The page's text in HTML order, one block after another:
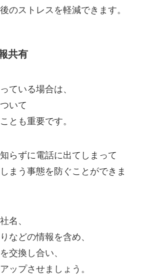
のストレスを軽減できます。
共有
ている場合は、
いて
とも重要です。
らずに電話に出てしまって
まう事態を防ぐことができま
名、
などの情報を含め、
交換し合い、
ップさせましょう。